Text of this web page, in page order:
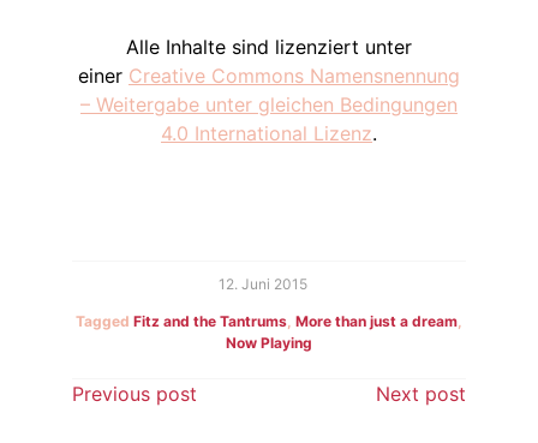
Alle Inhalte sind lizenziert unter
einer Creative Commons Namensnennung
– Weitergabe unter gleichen Bedingungen
4.0 International Lizenz.
12. Juni 2015
Tagged Fitz and the Tantrums, More than just a dream,
Now Playing
Beitragsnavigation
Previous post Next post